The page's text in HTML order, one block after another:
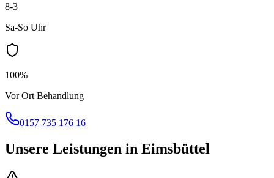
8-3
Sa-So Uhr
100%
Vor Ort Behandlung
0157 735 176 16
Unsere Leistungen in Eimsbüttel